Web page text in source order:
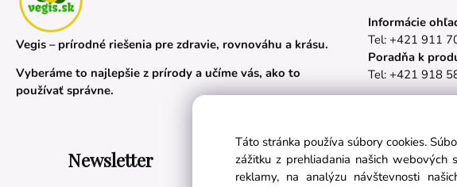
Vegis – prírodné riešenia pre zdravie, rovnováhu a krásu.
Vyberáme to najlepšie z prírody a učíme vás, ako to
používať správne.
Informácie
Tel: +421 911
Poradňa k
Tel: +421 918
Newsletter
Táto stránka používa súbory cookies.
zážitku z prehliadania našich webových
reklamy, na analýzu návštevnosti